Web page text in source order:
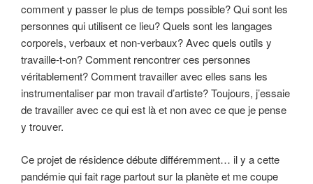
comment y passer le plus de temps possible? Qui sont les
personnes qui utilisent ce lieu? Quels sont les langages
corporels, verbaux et non-verbaux? Avec quels outils y
travaille-t-on? Comment rencontrer ces personnes
véritablement? Comment travailler avec elles sans les
instrumentaliser par mon travail d’artiste? Toujours, j’essaie
de travailler avec ce qui est là et non avec ce que je pense
y trouver.
Ce projet de résidence débute différemment… il y a cette
pandémie qui fait rage partout sur la planète et me coupe